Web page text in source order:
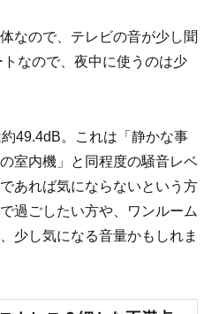
なので、テレビの音が少し聞
なので、夜中に使うのは少
49.4dB。これは「静かな事
室内機」と同程度の騒音レベ
あれば気にならないという方
過ごしたい方や、ワンルーム
少し気になる音量かもしれま